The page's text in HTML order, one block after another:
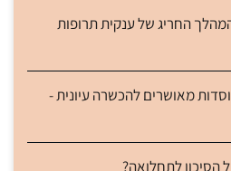
החריג של ענקית תרופות
מאושרים להכשרה עיונית -
לתחלואה?